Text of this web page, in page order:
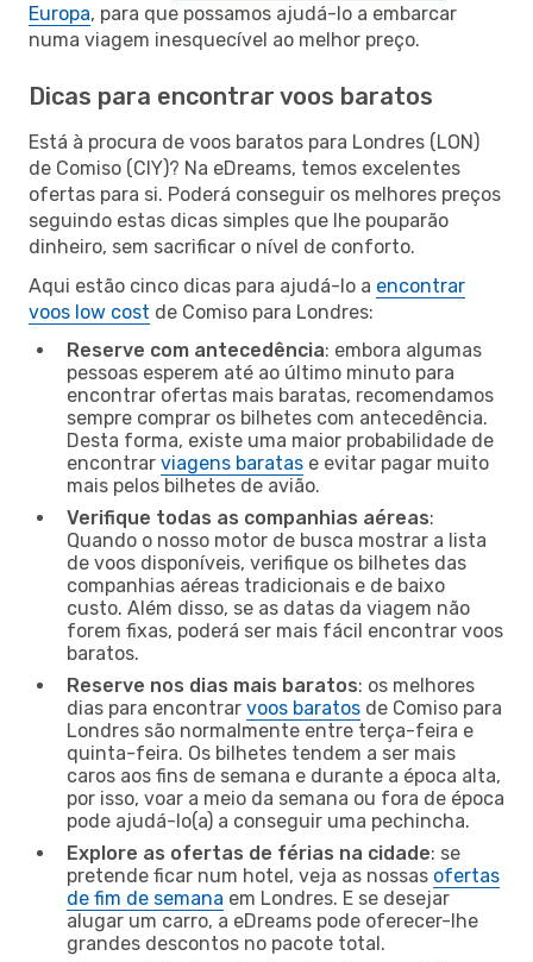
Europa, para que possamos ajudá-lo a embarcar
numa viagem inesquecível ao melhor preço.
Dicas para encontrar voos baratos
Está à procura de voos baratos para Londres (LON)
de Comiso (CIY)? Na eDreams, temos excelentes
ofertas para si. Poderá conseguir os melhores preços
seguindo estas dicas simples que lhe pouparão
dinheiro, sem sacrificar o nível de conforto.
Aqui estão cinco dicas para ajudá-lo a encontrar
voos low cost de Comiso para Londres:
Reserve com antecedência: embora algumas
pessoas esperem até ao último minuto para
encontrar ofertas mais baratas, recomendamos
sempre comprar os bilhetes com antecedência.
Desta forma, existe uma maior probabilidade de
encontrar viagens baratas e evitar pagar muito
mais pelos bilhetes de avião.
Verifique todas as companhias aéreas:
Quando o nosso motor de busca mostrar a lista
de voos disponíveis, verifique os bilhetes das
companhias aéreas tradicionais e de baixo
custo. Além disso, se as datas da viagem não
forem fixas, poderá ser mais fácil encontrar voos
baratos.
Reserve nos dias mais baratos: os melhores
dias para encontrar voos baratos de Comiso para
Londres são normalmente entre terça-feira e
quinta-feira. Os bilhetes tendem a ser mais
caros aos fins de semana e durante a época alta,
por isso, voar a meio da semana ou fora de época
pode ajudá-lo(a) a conseguir uma pechincha.
Explore as ofertas de férias na cidade: se
pretende ficar num hotel, veja as nossas ofertas
de fim de semana em Londres. E se desejar
alugar um carro, a eDreams pode oferecer-lhe
grandes descontos no pacote total.